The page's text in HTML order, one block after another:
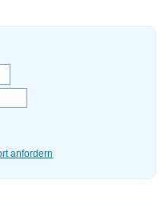
anfordern